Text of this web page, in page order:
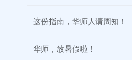
这份指南，华师人请周知！
华师，放暑假啦！